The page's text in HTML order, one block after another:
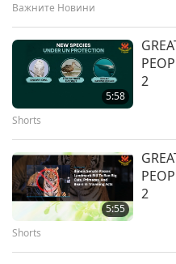
Важните Новини
5:58
2
Shorts
5:55
2
Shorts